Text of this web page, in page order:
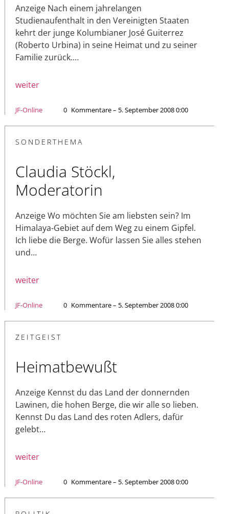
Anzeige Nach einem jahrelangen
Studienaufenthalt in den Vereinigten Staaten
kehrt der junge Kolumbianer José Guiterrez
(Roberto Urbina) in seine Heimat und zu seiner
Familie zurück.…
weiter
JF-Online 0 Kommentare – 5. September 2008 0:00
SONDERTHEMA
Claudia Stöckl,
Moderatorin
Anzeige Wo möchten Sie am liebsten sein? Im
Himalaya-Gebiet auf dem Weg zu einem Gipfel.
Ich liebe die Berge. Wofür lassen Sie alles stehen
und…
weiter
JF-Online 0 Kommentare – 5. September 2008 0:00
ZEITGEIST
Heimatbewußt
Anzeige Kennst du das Land der donnernden
Lawinen, die hohen Berge, die wir alle so lieben.
Kennst Du das Land des roten Adlers, dafür
gelebt…
weiter
JF-Online 0 Kommentare – 5. September 2008 0:00